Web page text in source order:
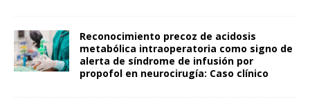
Reconocimiento precoz de acidosis
metabólica intraoperatoria como signo de
alerta de síndrome de infusión por
propofol en neurocirugía: Caso clínico